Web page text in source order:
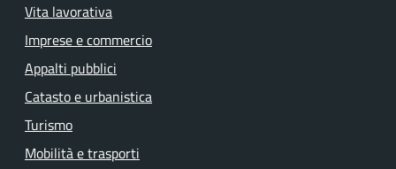
Vita lavorativa
Imprese e commercio
Appalti pubblici
Catasto e urbanistica
Turismo
Mobilità e trasporti